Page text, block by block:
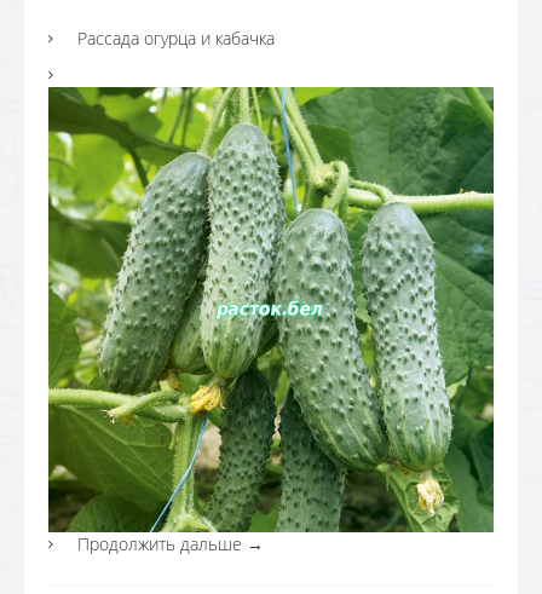
Рассада огурца и кабачка
Продолжить дальше →